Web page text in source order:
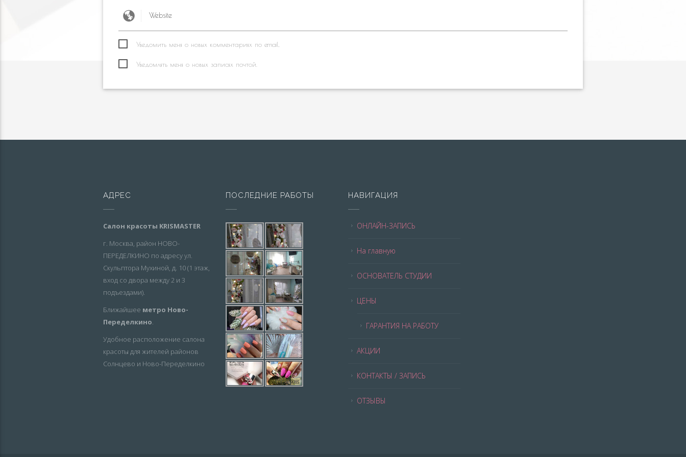
Уведомить меня о новых комментариях по email.
Уведомлять меня о новых записях почтой.
АДРЕС
Салон красоты KRISMASTER
г. Москва, район НОВО-
ПЕРЕДЕЛКИНО по адресу ул.
Скульптора Мухиной, д. 10 (1 этаж,
вход со двора между 2 и 3
подъездами).
Ближайшее метро Ново-
Переделкино.
Удобное расположение салона
красоты для жителей районов
Солнцево и Ново-Переделкино
ПОСЛЕДНИЕ РАБОТЫ НАВИГАЦИЯ
ОНЛАЙН-ЗАПИСЬ
На главную
ОСНОВАТЕЛЬ СТУДИИ
ЦЕНЫ
ГАРАНТИЯ НА РАБОТУ
АКЦИИ
КОНТАКТЫ / ЗАПИСЬ
ОТЗЫВЫ